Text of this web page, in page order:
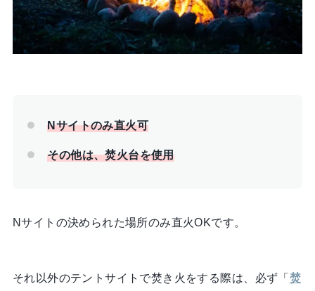
Nサイトのみ直火可
その他は、焚火台を使用
Nサイトの決められた場所のみ直火OKです。
それ以外のテントサイトで焚き火をする際は、必ず「焚